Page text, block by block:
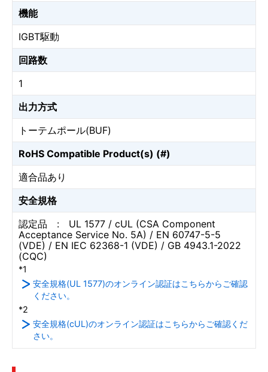
機能
IGBT駆動
回路数
1
出力方式
トーテムポール(BUF)
RoHS Compatible Product(s) (#)
適合品あり
安全規格
認定品 : UL 1577 / cUL (CSA Component
Acceptance Service No. 5A) / EN 60747-5-5
(VDE) / EN IEC 62368-1 (VDE) / GB 4943.1-2022
(CQC)
*1
安全規格(UL 1577)のオンライン認証はこちらからご確認
ください。
*2
安全規格(cUL)のオンライン認証はこちらからご確認くだ
さい。